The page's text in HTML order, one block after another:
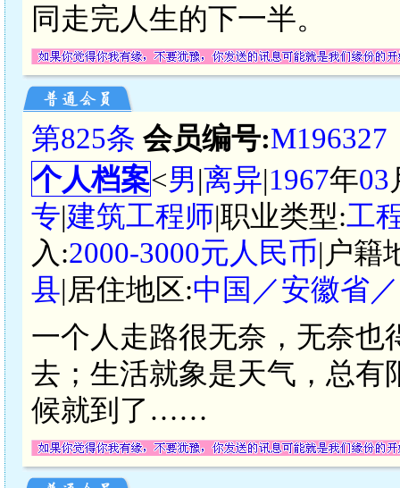
同走完人生的下一半。
第825条 会员编号:M196327
个人档案<男|离异|1967年03
专|建筑工程师|职业类型:工
入:2000-3000元人民币|户籍
县|居住地区:中国／安徽省
一个人走路很无奈，无奈也
去；生活就象是天气，总有
候就到了……